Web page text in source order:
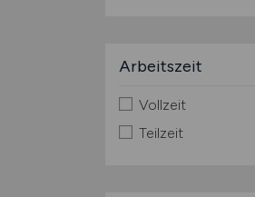
Arbeitszeit
Vollzeit
Teilzeit